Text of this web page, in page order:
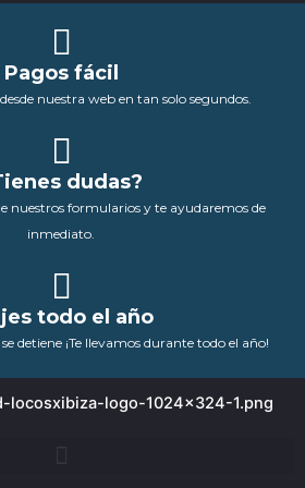
Pagos fácil
nuestra web en tan solo segundos.
dudas?
nuestros formularios y te ayudaremos de
inmediato.
todo el año
detiene ¡Te llevamos durante todo el año!